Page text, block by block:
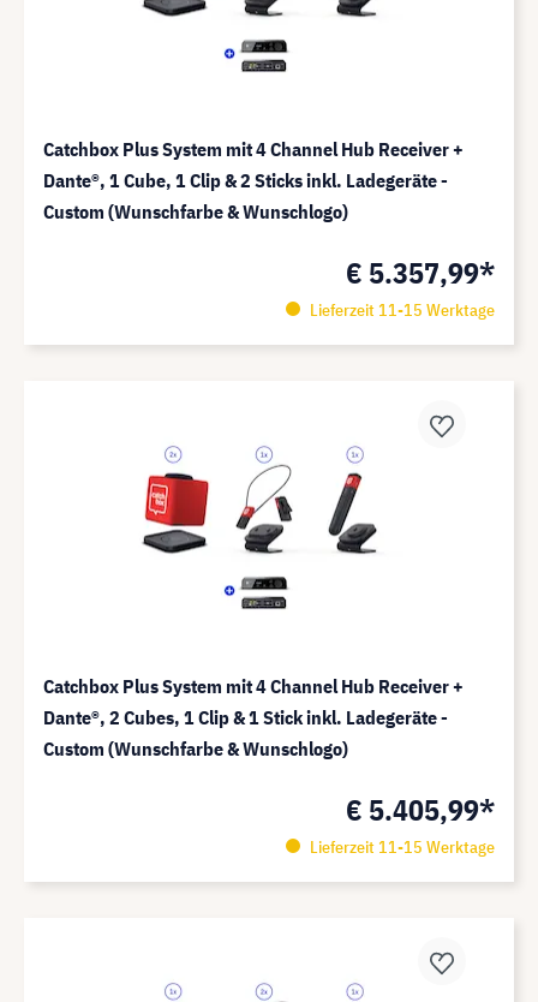
Catchbox Plus System mit 4 Channel Hub Receiver +
Dante®️, 1 Cube, 1 Clip & 2 Sticks inkl. Ladegeräte -
Custom (Wunschfarbe & Wunschlogo)
€ 5.357,99*
Lieferzeit 11-15 Werktage
Catchbox Plus System mit 4 Channel Hub Receiver +
Dante®️, 2 Cubes, 1 Clip & 1 Stick inkl. Ladegeräte -
Custom (Wunschfarbe & Wunschlogo)
€ 5.405,99*
Lieferzeit 11-15 Werktage